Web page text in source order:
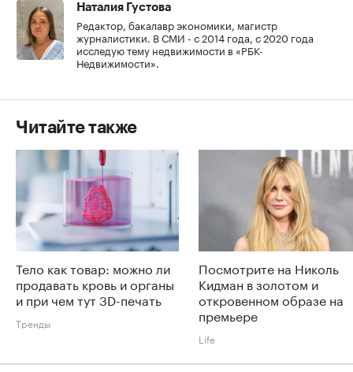
Наталия Густова
Редактор, бакалавр экономики, магистр
журналистики. В СМИ - с 2014 года, с 2020 года
исследую тему недвижимости в «РБК-
Недвижимости».
Читайте также
Тело как товар: можно ли
продавать кровь и органы
и при чем тут 3D-печать
Тренды
Посмотрите на Николь
Кидман в золотом и
откровенном образе на
премьере
Life